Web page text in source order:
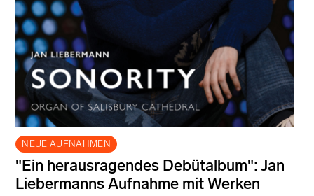
NEUE AUFNAHMEN
"Ein herausragendes Debütalbum": Jan
Liebermanns Aufnahme mit Werken